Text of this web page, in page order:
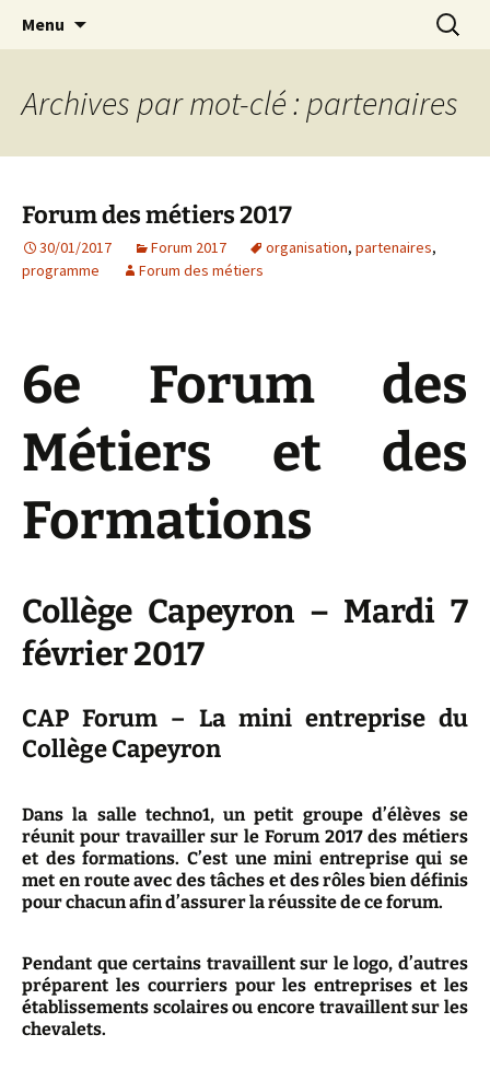
Forum des Métiers et des
Formations – Collège
Capeyron
Menu
Archives par mot-clé : partenaires
Forum des métiers 2017
30/01/2017 Forum 2017 organisation, partenaires,
programme
Forum des métiers
6e Forum des
Métiers et des
Formations
Collège Capeyron – Mardi 7
février 2017
CAP Forum – La mini entreprise du
Collège Capeyron
Dans la salle techno1, un petit groupe d’élèves se
réunit pour travailler sur le Forum 2017 des métiers
et des formations. C’est une mini entreprise qui se
met en route avec des tâches et des rôles bien définis
pour chacun afin d’assurer la réussite de ce forum.
Pendant que certains travaillent sur le logo, d’autres
préparent les courriers pour les entreprises et les
établissements scolaires ou encore travaillent sur les
chevalets.